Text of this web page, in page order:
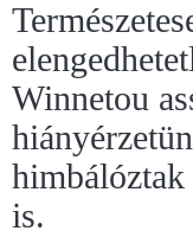
Winnetou
is.